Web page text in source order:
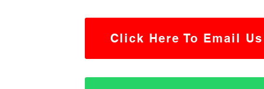
Click Here To Email Us